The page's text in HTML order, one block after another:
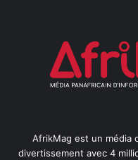
AfrikMag est un média
divertissement avec 4